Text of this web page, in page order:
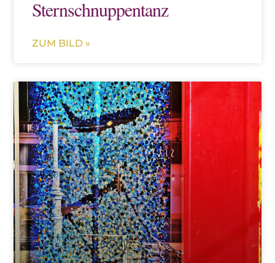
Sternschnuppentanz
ZUM BILD »